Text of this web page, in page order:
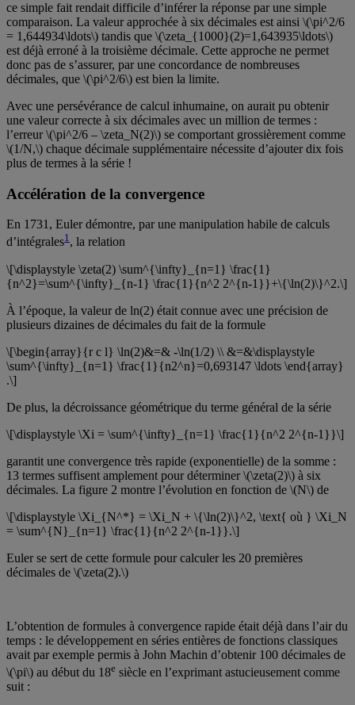
ce simple fait rendait difficile d’inférer la réponse par une simple
comparaison. La valeur approchée à six décimales est ainsi \(\pi^2/6
= 1,644934\ldots\) tandis que \(\zeta_{1000}(2)=1,643935\ldots\)
est déjà erroné à la troisième décimale. Cette approche ne permet
donc pas de s’assurer, par une concordance de nombreuses
décimales, que \(\pi^2/6\) est bien la limite.
Avec une persévérance de calcul inhumaine, on aurait pu obtenir
une valeur correcte à six décimales avec un million de termes :
l’erreur \(\pi^2/6 – \zeta_N(2)\) se comportant grossièrement comme
\(1/N,\) chaque décimale supplémentaire nécessite d’ajouter dix fois
plus de termes à la série !
Accélération de la convergence
En 1731, Euler démontre, par une manipulation habile de calculs
d’intégrales1, la relation
\[\displaystyle \zeta(2) \sum^{\infty}_{n=1} \frac{1}
{n^2}=\sum^{\infty}_{n-1} \frac{1}{n^2 2^{n-1}}+\{\ln(2)\}^2.\]
À l’époque, la valeur de ln(2) était connue avec une précision de
plusieurs dizaines de décimales du fait de la formule
\[\begin{array}{r c l} \ln(2)&=& -\ln(1/2) \\ &=&\displaystyle
\sum^{\infty}_{n=1} \frac{1}{n2^n}=0,693147 \ldots \end{array}
.\]
De plus, la décroissance géométrique du terme général de la série
\[\displaystyle \Xi = \sum^{\infty}_{n=1} \frac{1}{n^2 2^{n-1}}\]
garantit une convergence très rapide (exponentielle) de la somme :
13 termes suffisent amplement pour déterminer \(\zeta(2)\) à six
décimales. La figure 2 montre l’évolution en fonction de \(N\) de
\[\displaystyle \Xi_{N^*} = \Xi_N + \{\ln(2)\}^2, \text{ où } \Xi_N
= \sum^{N}_{n=1} \frac{1}{n^2 2^{n-1}}.\]
Euler se sert de cette formule pour calculer les 20 premières
décimales de \(\zeta(2).\)
L’obtention de formules à convergence rapide était déjà dans l’air du
temps : le développement en séries entières de fonctions classiques
avait par exemple permis à John Machin d’obtenir 100 décimales de
\(\pi\) au début du 18e siècle en l’exprimant astucieusement comme
suit :